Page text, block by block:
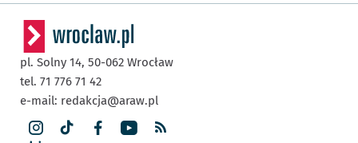
pl. Solny 14, 50-062 Wrocław
tel. 71 776 71 42
e-mail: redakcja@araw.pl